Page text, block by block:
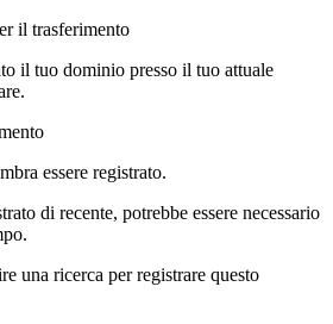
il trasferimento
il tuo dominio presso il tuo attuale
essere registrato.
di recente, potrebbe essere necessario
una ricerca per registrare questo